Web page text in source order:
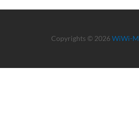
Copyrights © 2026 WiWi-